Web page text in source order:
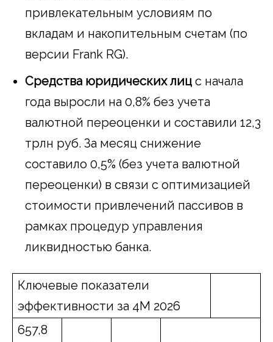
привлекательным условиям по
вкладам и накопительным счетам (по
версии Frank RG).
Средства юридических лиц с начала
года выросли на 0,8% без учета
валютной переоценки и составили 12,3
трлн руб. За месяц снижение
составило 0,5% (без учета валютной
переоценки) в связи с оптимизацией
стоимости привлечений пассивов в
рамках процедур управления
ликвидностью банка.
Ключевые показатели
эффективности за 4М 2026
657,8